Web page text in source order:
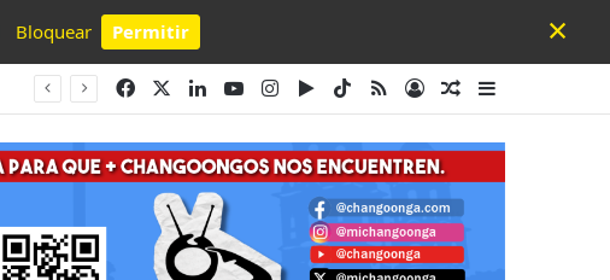
Bloquear Permitir
Powered by SendPulse
×
FacebookLinkedInYouTubeInstagram
Google Play
TikTok
RSS AccesoPublicación al